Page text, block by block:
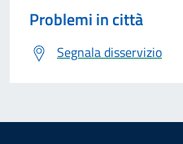
Problemi in città
Segnala disservizio